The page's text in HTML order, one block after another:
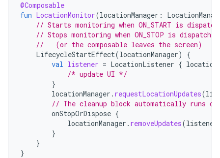
@Composable
fun LocationMonitor(locationManager :
// Starts monitoring when ON_START is
// Stops monitoring when ON_STOP is dispatched
//   (or the composable leaves the screen)
LifecycleStartEffect(locationManager)
{
val listener = LocationListener { location
/* update UI */
}
locationManager . requestLocationUpdates(
// The cleanup block automatically runs on
onStopOrDispose {
locationManager . removeUpdates(listener
}
}
}